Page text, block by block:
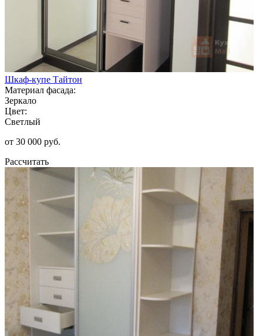
Шкаф-купе Тайтон
Материал фасада:
Зеркало
Цвет:
Светлый
от 30 000 руб.
Рассчитать